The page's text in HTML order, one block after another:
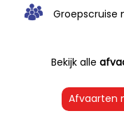
Groepscruise
Bekijk alle
Afvaarten